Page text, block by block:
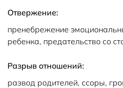
Отвержение:
пренебрежение
ребенка, предательство со
Разрыв отношений:
развод родителей, ссоры,